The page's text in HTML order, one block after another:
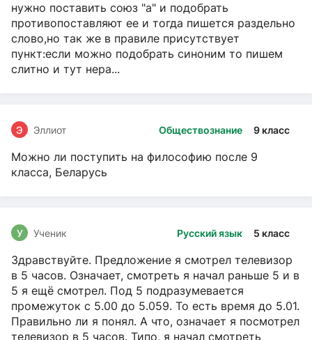
нужно поставить союз "а" и подобрать
противопоставляют ее и тогда пишется раздельно
слово,но так же в правиле присутствует
пункт:если можно подобрать синоним то пишем
слитно и тут нера...
Обществознание 9 класс
Э Эллиот
Можно ли поступить на философию после 9
класса, Беларусь
Русский язык 5 класс
У Ученик
Здравствуйте. Предложение я смотрел телевизор
в 5 часов. Означает, смотреть я начал раньше 5 и в
5 я ещё смотрел. Под 5 подразумевается
промежуток с 5.00 до 5.059. То есть время до 5.01.
Правильно ли я понял. А что, означает я посмотрел
телевизор в 5 часов. Типо, я начал смотреть